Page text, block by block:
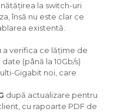
la switch-uri
însă nu este clar ce
existentă.
a verifica ce lățime de
(până la 10Gb/s)
Gigabit noi, care
după actualizare pentru
cu rapoarte PDF de